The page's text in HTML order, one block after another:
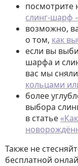
посмотрите
слинг-шарф
возможно,
о том, как
если вы
шарфа и
вас мы
кольцами
более
выбора
в статье
Также не
бесплатной